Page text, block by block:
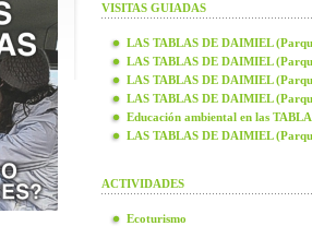
VISITAS GUIADAS
LAS TABLAS DE DAIMIEL
LAS TABLAS DE DAIMIEL
LAS TABLAS DE DAIMIEL
LAS TABLAS DE DAIMIEL
Educación ambiental en las
LAS TABLAS DE DAIMIEL
ACTIVIDADES
Ecoturismo